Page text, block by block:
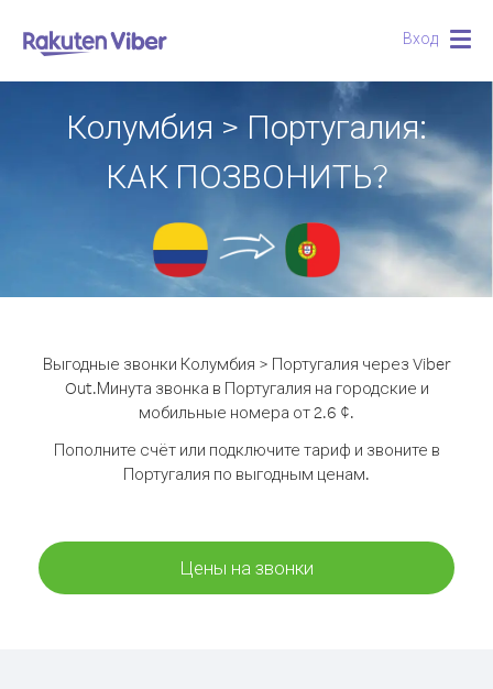
Вход
Колумбия > Португалия:
КАК ПОЗВОНИТЬ?
Выгодные звонки Колумбия > Португалия через Viber
Out.Минута звонка в Португалия на городские и
мобильные номера от 2.6 ¢.
Пополните счёт или подключите тариф и звоните в
Португалия по выгодным ценам.
Цены на звонки